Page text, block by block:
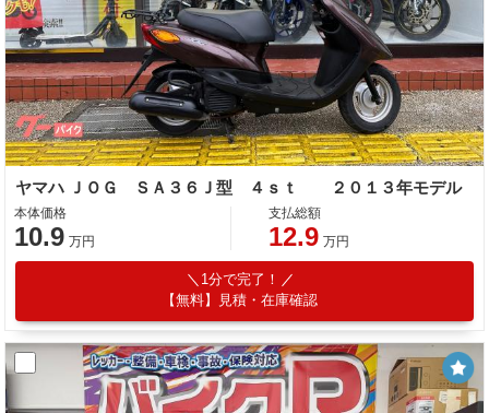
ヤマハ ＪＯＧ ＳＡ３６Ｊ型 ４ｓｔ ２０１３年モデル
本体価格
10.9 万円
支払総額
12.9 万円
1分で完了！
【無料】見積・在庫確認